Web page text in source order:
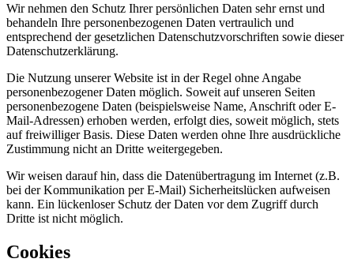
Wir nehmen den Schutz Ihrer persönlichen Daten sehr ernst und
behandeln Ihre personenbezogenen Daten vertraulich und
entsprechend der gesetzlichen Datenschutzvorschriften sowie dieser
Datenschutzerklärung.
Die Nutzung unserer Website ist in der Regel ohne Angabe
personenbezogener Daten möglich. Soweit auf unseren Seiten
personenbezogene Daten (beispielsweise Name, Anschrift oder E-
Mail-Adressen) erhoben werden, erfolgt dies, soweit möglich, stets
auf freiwilliger Basis. Diese Daten werden ohne Ihre ausdrückliche
Zustimmung nicht an Dritte weitergegeben.
Wir weisen darauf hin, dass die Datenübertragung im Internet (z.B.
bei der Kommunikation per E-Mail) Sicherheitslücken aufweisen
kann. Ein lückenloser Schutz der Daten vor dem Zugriff durch
Dritte ist nicht möglich.
Cookies